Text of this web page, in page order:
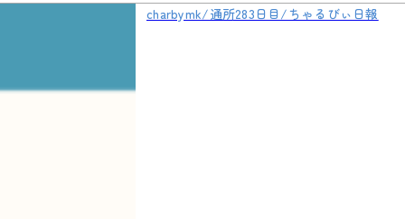
charbymk/通所283日目/ちゃるびぃ日報